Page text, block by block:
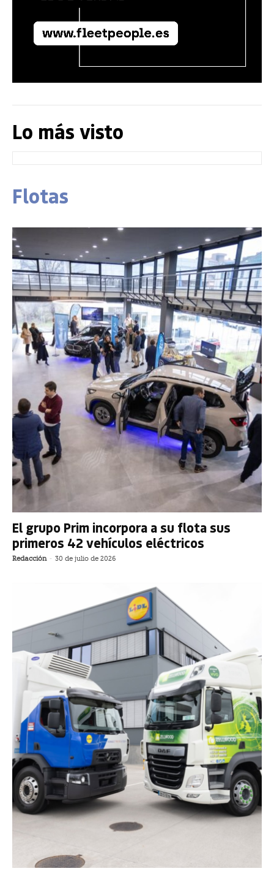
Lo más visto
Flotas
El grupo Prim incorpora a su flota sus
primeros 42 vehículos eléctricos
Redacción - 30 de julio de 2026